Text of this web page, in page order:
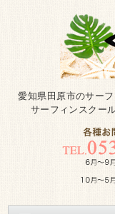
愛知県田原市のサー
サーフィンスクー